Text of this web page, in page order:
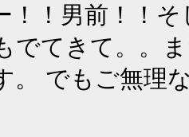
！！男前！！
でてきて。。
。 でもご無理